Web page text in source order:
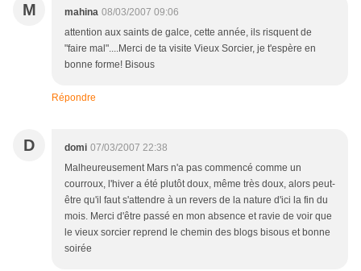
M mahina 08/03/2007 09:06
attention aux saints de galce, cette année, ils risquent de
"faire mal"....Merci de ta visite Vieux Sorcier, je t'espère en
bonne forme! Bisous
Répondre
D domi 07/03/2007 22:38
Malheureusement Mars n'a pas commencé comme un
courroux, l'hiver a été plutôt doux, même très doux, alors peut-
être qu'il faut s'attendre à un revers de la nature d'ici la fin du
mois. Merci d'être passé en mon absence et ravie de voir que
le vieux sorcier reprend le chemin des blogs bisous et bonne
soirée